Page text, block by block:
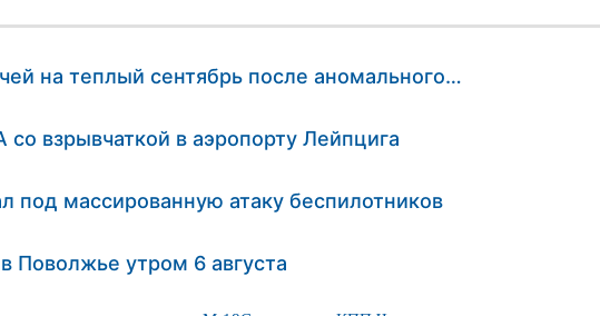
на теплый сентябрь после аномального…
взрывчаткой в аэропорту Лейпцига
массированную атаку беспилотников
Поволжье утром 6 августа